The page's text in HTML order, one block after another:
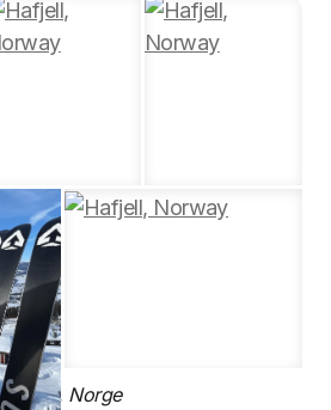
Hafjell, Norge